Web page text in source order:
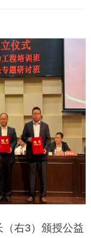
右3）颁授公益